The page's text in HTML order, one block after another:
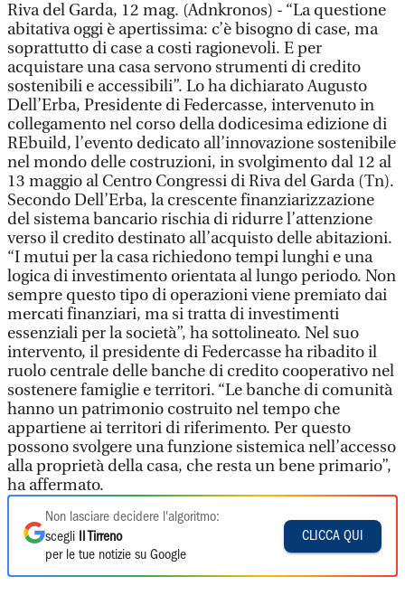
Riva del Garda, 12 mag. (Adnkronos) - “La questione
abitativa oggi è apertissima: c’è bisogno di case, ma
soprattutto di case a costi ragionevoli. E per
acquistare una casa servono strumenti di credito
sostenibili e accessibili”. Lo ha dichiarato Augusto
Dell’Erba, Presidente di Federcasse, intervenuto in
collegamento nel corso della dodicesima edizione di
REbuild, l’evento dedicato all’innovazione sostenibile
nel mondo delle costruzioni, in svolgimento dal 12 al
13 maggio al Centro Congressi di Riva del Garda (Tn).
Secondo Dell’Erba, la crescente finanziarizzazione
del sistema bancario rischia di ridurre l’attenzione
verso il credito destinato all’acquisto delle abitazioni.
“I mutui per la casa richiedono tempi lunghi e una
logica di investimento orientata al lungo periodo. Non
sempre questo tipo di operazioni viene premiato dai
mercati finanziari, ma si tratta di investimenti
essenziali per la società”, ha sottolineato. Nel suo
intervento, il presidente di Federcasse ha ribadito il
ruolo centrale delle banche di credito cooperativo nel
sostenere famiglie e territori. “Le banche di comunità
hanno un patrimonio costruito nel tempo che
appartiene ai territori di riferimento. Per questo
possono svolgere una funzione sistemica nell’accesso
alla proprietà della casa, che resta un bene primario”,
ha affermato.
Non lasciare decidere l'algoritmo:
scegli
Il Tirreno
per le tue notizie su Google
CLICCA QUI